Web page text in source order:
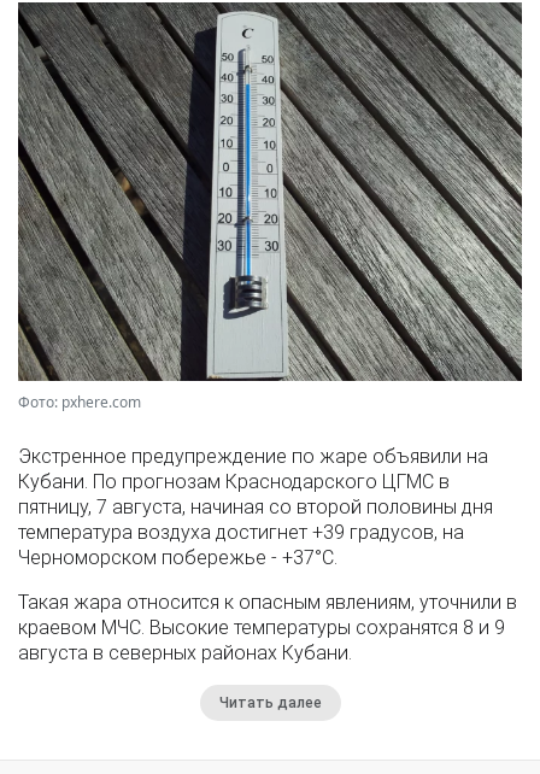
Фото: pxhere.com
Экстренное предупреждение по жаре объявили на
Кубани. По прогнозам Краснодарского ЦГМС в
пятницу, 7 августа, начиная со второй половины дня
температура воздуха достигнет +39 градусов, на
Черноморском побережье - +37°­С.
Такая жара относится к опасным явлениям, уточнили в
краевом МЧС. Высокие температуры сохранятся 8 и 9
августа в северных районах Кубани.
Читать далее